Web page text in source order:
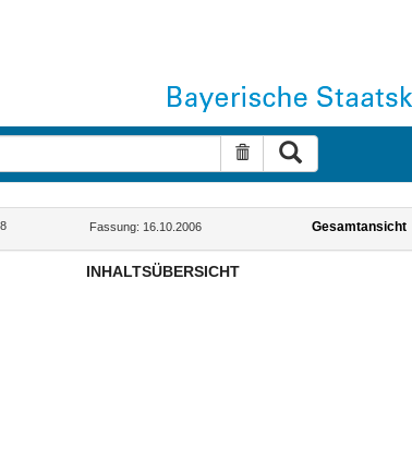
Suche zurücksetzen
Fassung: 16.10.2006 Gesamtansicht
INHALTSÜBERSICHT